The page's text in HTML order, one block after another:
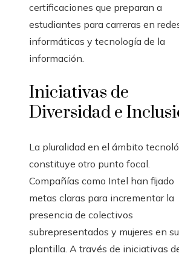
certificaciones que preparan a
estudiantes para carreras en
informáticas y tecnología de la
información.
Iniciativas de
Diversidad e
La pluralidad en el ámbito
constituye otro punto focal.
Compañías como Intel han fijado
metas claras para incrementar la
presencia de colectivos
subrepresentados y mujeres en su
plantilla. A través de iniciativas